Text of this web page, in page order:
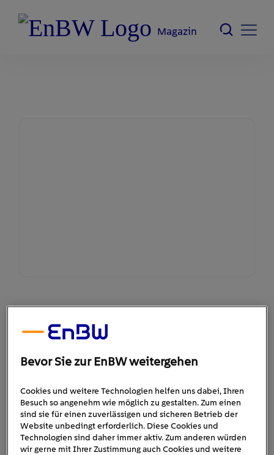
Magazin
Flotte! Der
Branchentreff
Wann: 25 - 26. März 2026
Dauer: 09:00 - 18:30 Uhr
Bevor Sie zur EnBW weitergehen
Cookies und weitere Technologien helfen uns dabei, Ihren
Besuch so angenehm wie möglich zu gestalten. Zum einen
sind sie für einen zuverlässigen und sicheren Betrieb der
Website unbedingt erforderlich. Diese Cookies und
Technologien sind daher immer aktiv. Zum anderen würden
wir gerne mit Ihrer Zustimmung auch Cookies und weitere